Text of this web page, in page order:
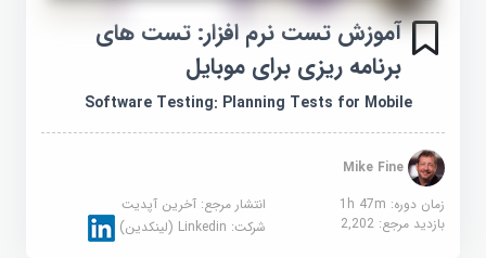
آموزش تست نرم افزار: تست های
برنامه ریزی برای موبایل
Software Testing: Planning Tests for Mobile
Mike Fine
زمان دوره: 1h 47m
انتشار مرجع:آخرین آپدیت
بازدید مرجع:2,202 شرکت:Linkedin (لینکدین)